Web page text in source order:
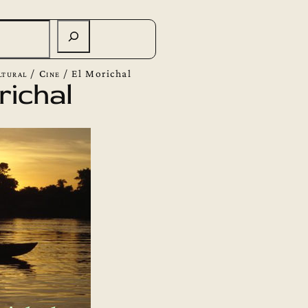
/ Cine /El Morichal